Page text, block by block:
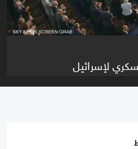
لإسرائيل